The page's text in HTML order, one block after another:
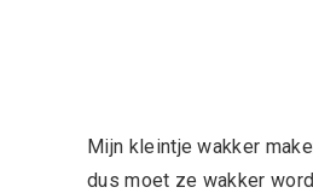
Mijn kleintje wakker
dus moet ze wakker